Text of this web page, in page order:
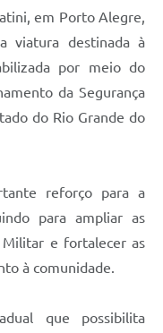
em Porto Alegre,
viatura destinada à
por meio do
da Segurança
do Rio Grande do
reforço para a
para ampliar as
Militar e fortalecer as
à comunidade.
que possibilita